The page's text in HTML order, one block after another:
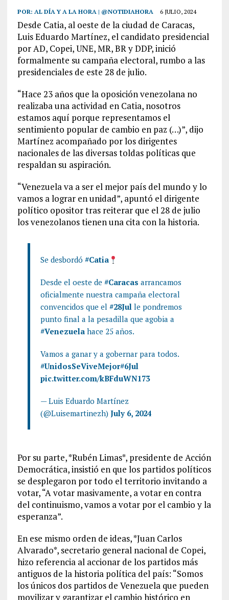
POR: AL DÍA Y A LA HORA | @NOTIDIAHORA 6 JULIO, 2024
Desde Catia, al oeste de la ciudad de Caracas,
Luis Eduardo Martínez, el candidato presidencial
por AD, Copei, UNE, MR, BR y DDP, inició
formalmente su campaña electoral, rumbo a las
presidenciales de este 28 de julio.
“Hace 23 años que la oposición venezolana no
realizaba una actividad en Catia, nosotros
estamos aquí porque representamos el
sentimiento popular de cambio en paz (…)”, dijo
Martínez acompañado por los dirigentes
nacionales de las diversas toldas políticas que
respaldan su aspiración.
“Venezuela va a ser el mejor país del mundo y lo
vamos a lograr en unidad”, apuntó el dirigente
político opositor tras reiterar que el 28 de julio
los venezolanos tienen una cita con la historia.
Se desbordó #Catia
Desde el oeste de #Caracas arrancamos
oficialmente nuestra campaña electoral
convencidos que el #28Julle pondremos
punto final a la pesadilla que agobia a
#Venezuelahace 25 años.
Vamos a ganar y a gobernar para todos.
#UnidosSeViveMejor#6Jul
pic.twitter.com/kBFduWN173
— Luis Eduardo Martínez
(@Luisemartinezh) July 6, 2024
Por su parte, *Rubén Limas*, presidente de Acción
Democrática, insistió en que los partidos políticos
se desplegaron por todo el territorio invitando a
votar, “A votar masivamente, a votar en contra
del continuismo, vamos a votar por el cambio y la
esperanza”.
En ese mismo orden de ideas, *Juan Carlos
Alvarado*, secretario general nacional de Copei,
hizo referencia al accionar de los partidos más
antiguos de la historia política del país: “Somos
los únicos dos partidos de Venezuela que pueden
movilizar y garantizar el cambio histórico en